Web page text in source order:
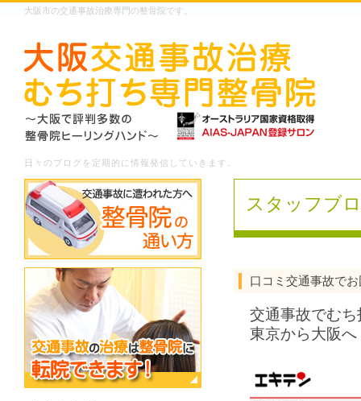
大阪市の交通事故治療専門の整骨院です。
日々のブログを定期的に情報発信していきます。
スタッフブ
口コミ交通事故で
交通事故でむ
東京から大阪